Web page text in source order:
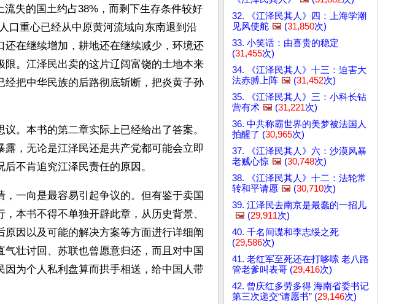
失的国土约占38%，而剩下生存条件较好
口重心已经从中原黄河流域向东南退到沿
在继续增加，耕地还在继续减少，环境还
。江泽民出卖的这片辽阔富饶的土地本来
把中华民族的后路彻底斩断，把炎黄子孙
。本书的第二章实际上已经给出了答案。
，无论是江泽民还是共产党都可能会立即
不肯追究江泽民责任的原因。
一向是最容易引起争议的。但有鉴于卖国
本书不得不单独开辟此章，从历史背景、
因以及可能的解决方案等方面进行详细阐
壮讨回、苏联也曾愿意归还，而且对中国
为个人私利盘算而拱手相送，给中国人带
32. 《江泽民其人》四：上海学潮
见风使舵 🖼️ (31,850次)
33. 小笑话：由喜贵的稳定
(31,455次)
34. 《江泽民其人》十三：迫害大
法赤膊上阵 🖼️ (31,452次)
35. 《江泽民其人》三：小科长钻
营有术 🖼️ (31,221次)
36. 中共称霸世界的美梦被法国人
拍醒了 (30,965次)
37. 《江泽民其人》六：沙漠风暴
老贼心惊 🖼️ (30,748次)
38. 《江泽民其人》十二：法轮常
转和平请愿 🖼️ (30,710次)
39. 江泽民去南京是最蠢的一招儿
🖼️ (29,911次)
40. 千名间谍和李志绥之死
(29,586次)
41. 老红军至死还在打哆嗦 老八路
管老爹叫表哥 (29,416次)
42. 曾庆红多劳多得 海南省委书记
第三次递交“请愿书” (29,146次)